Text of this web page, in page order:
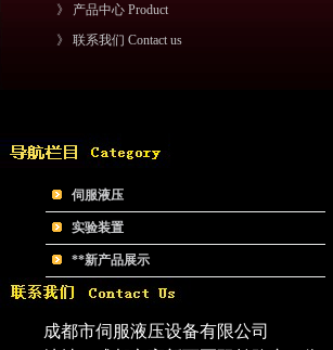
》 产品中心 Product
》 联系我们 Contact us
伺服液压
实验装置
**新产品展示
成都市伺服液压设备有限公司